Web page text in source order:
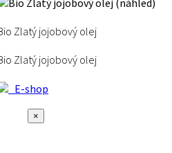
Zlatý jojobový olej
Zlatý jojobový olej
E-shop
×